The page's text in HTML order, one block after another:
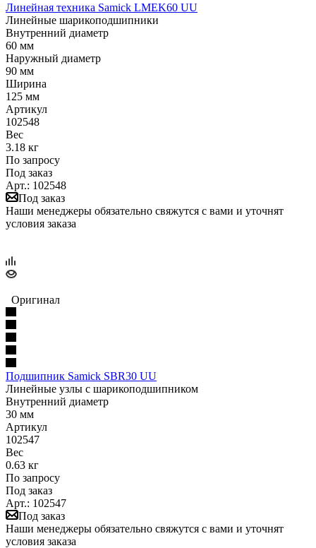
Линейная техника Samick LMEK60 UU
Линейные шарикоподшипники
Внутренний диаметр
60 мм
Наружный диаметр
90 мм
Ширина
125 мм
Артикул
102548
Вес
3.18 кг
По запросу
Под заказ
Арт.: 102548
Под заказ
Наши менеджеры обязательно свяжутся с вами и уточнят
условия заказа
Оригинал
Подшипник Samick SBR30 UU
Линейные узлы с шарикоподшипником
Внутренний диаметр
30 мм
Артикул
102547
Вес
0.63 кг
По запросу
Под заказ
Арт.: 102547
Под заказ
Наши менеджеры обязательно свяжутся с вами и уточнят
условия заказа